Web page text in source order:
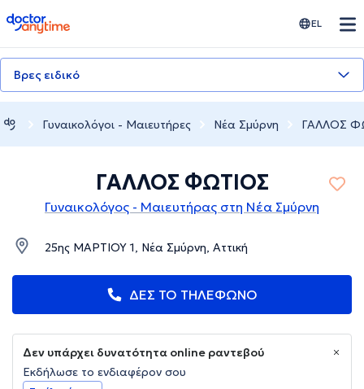
doctoranytime EL
Βρες ειδικό
Γυναικολόγοι - Μαιευτήρες Νέα Σμύρνη ΓΑΛΛΟΣ
ΓΑΛΛΟΣ ΦΩΤΙΟΣ
Γυναικολόγος - Μαιευτήρας στη Νέα Σμύρνη
25ης ΜΑΡΤΙΟΥ 1, Νέα Σμύρνη, Αττική
ΔΕΣ ΤΟ ΤΗΛΕΦΩΝΟ
Δεν υπάρχει δυνατότητα online ραντεβού
Εκδήλωσε το ενδιαφέρον σου